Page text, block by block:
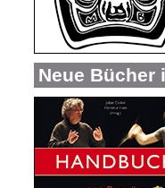
Neue Bücher